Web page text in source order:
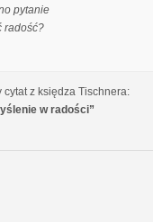
pytanie
radość?
z księdza Tischnera:
w radości”